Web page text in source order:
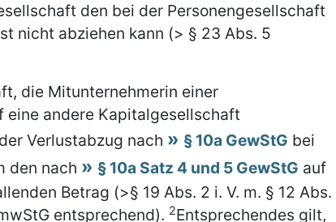
den bei der Personengesellschaft
nicht abziehen kann (> § 23 Abs. 5
die Mitunternehmerin einer
eine andere Kapitalgesellschaft
Verlustabzug nach
§ 10a GewStG bei
den nach
§ 10a Satz 4 und 5 GewStG auf
Betrag (>§ 19 Abs. 2 i. V. m. § 12 Abs.
entsprechend). 2Entsprechendes gilt,